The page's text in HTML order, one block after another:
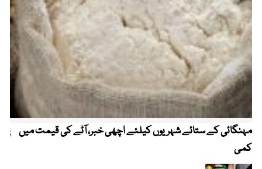
مہنگائی کے ستائے شہریوں کیلئے اچھی خبر، آٹے کی قیمت میں
کمی